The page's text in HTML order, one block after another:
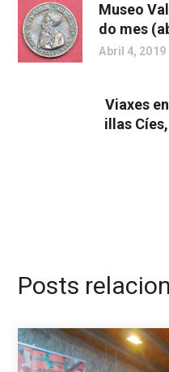
Museo
do mes
Abril 4, 2019
Viaxes
illas
Posts